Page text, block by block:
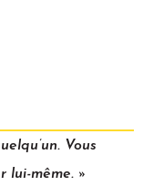
Vous
lui-même. »